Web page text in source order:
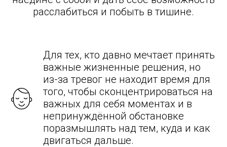
расслабиться и побыть в тишине.
Для тех, кто давно мечтает принять
важные жизненные решения, но
из-за тревог не находит время для
того, чтобы сконцентрироваться на
важных для себя моментах и в
непринуждённой обстановке
поразмышлять над тем, куда и как
двигаться дальше.